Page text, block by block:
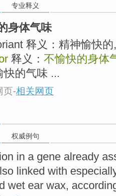
专业释义
身体气味
释义：精神愉快
释义： 不愉快的身体
快的气味 ...
页-相关网页
权威例句
in a gene already
linked with
wet ear wax,